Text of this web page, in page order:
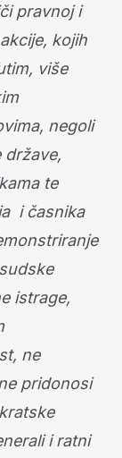
pravnoj i
kojih
više
negoli
države,
te
i časnika
istrage,
ne
pridonosi
i ratni